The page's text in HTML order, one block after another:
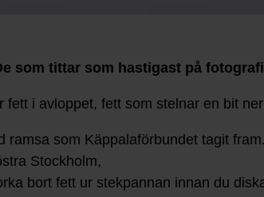
som tittar som hastigast på
i avloppet, fett som stelnar en bit
som Käppalaförbundet tagit
Stockholm,
bort fett ur stekpannan innan du